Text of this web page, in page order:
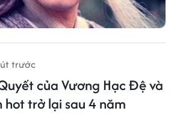
trước
của Vương Hạc Đệ và
hot trở lại sau 4 năm